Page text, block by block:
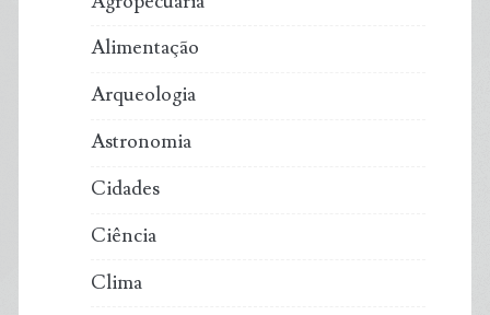
Alimentação
Arqueologia
Astronomia
Cidades
Ciência
Clima